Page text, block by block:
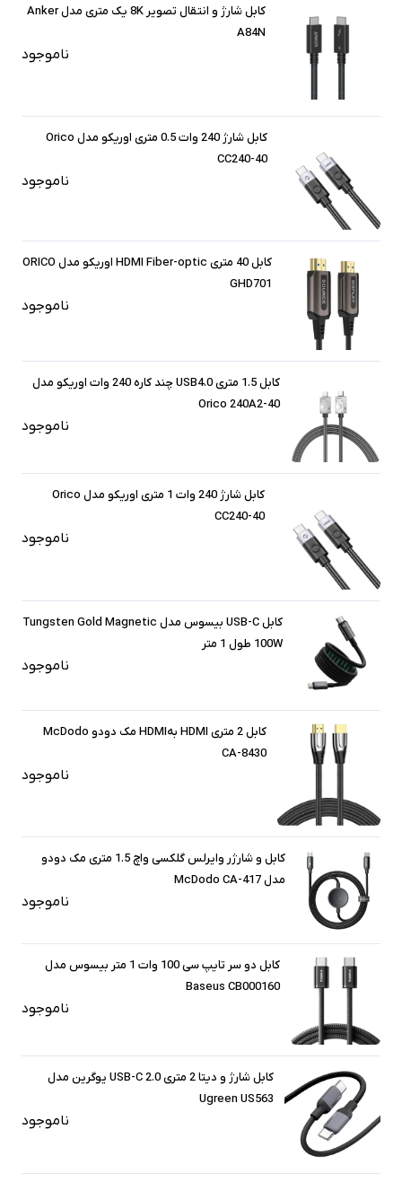
کابل شارژ و انتقال تصویر 8K یک متری مدل Anker
A84N
ناموجود
کابل شارژ 240 وات 0.5 متری اوریکو مدل Orico
CC240-40
ناموجود
کابل 40 متری HDMI Fiber-optic اوریکو مدل ORICO
GHD701
ناموجود
کابل 1.5 متری USB4.0 چند کاره 240 وات اوریکو مدل
Orico 240A2-40
ناموجود
کابل شارژ 240 وات 1 متری اوریکو مدل Orico
CC240-40
ناموجود
کابل USB-C بیسوس مدل Tungsten Gold Magnetic
100W طول 1 متر
ناموجود
کابل 2 متری HDMI بهHDMI مک‌ دودو McDodo
CA-8430
ناموجود
کابل و شارژر وایرلس گلکسی واچ 1.5 متری مک دودو
مدل McDodo CA-417
ناموجود
کابل دو سر تایپ سی 100 وات 1 متر بیسوس مدل
Baseus CB000160
ناموجود
کابل شارژ و دیتا 2 متری USB-C 2.0 یوگرین مدل
Ugreen US563
ناموجود